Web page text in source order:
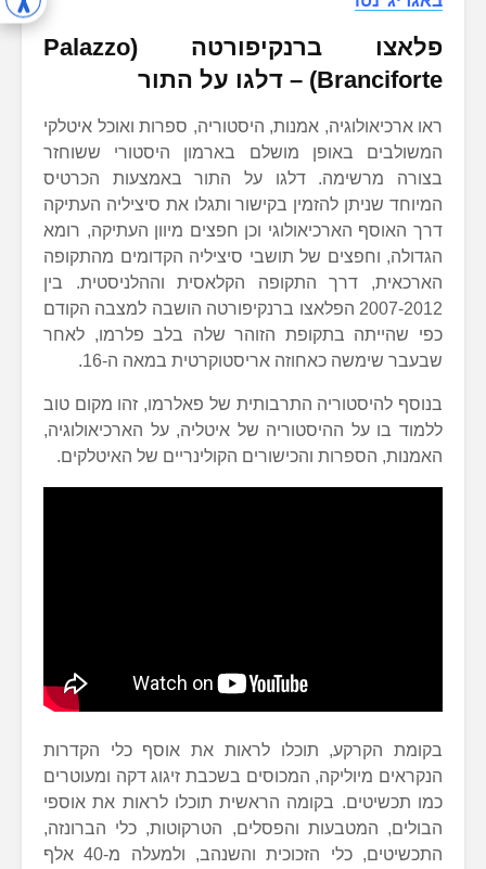
פלאצו ברנקיפורטה (Palazzo
Branciforte) – דלגו על התור
ראו ארכיאולוגיה, אמנות, היסטוריה, ספרות ואוכל איטלקי
המשולבים באופן מושלם בארמון היסטורי ששוחזר
בצורה מרשימה. דלגו על התור באמצעות הכרטיס
המיוחד שניתן להזמין בקישור ותגלו את סיציליה העתיקה
דרך האוסף הארכיאולוגי וכן חפצים מיוון העתיקה, רומא
הגדולה, וחפצים של תושבי סיציליה הקדומים מהתקופה
הארכאית, דרך התקופה הקלאסית וההלניסטית. בין
2007-2012 הפלאצו ברנקיפורטה הושבה למצבה הקודם
כפי שהייתה בתקופת הזוהר שלה בלב פלרמו, לאחר
שבעבר שימשה כאחוזה אריסטוקרטית במאה ה-16.
בנוסף להיסטוריה התרבותית של פאלרמו, זהו מקום טוב
ללמוד בו על ההיסטוריה של איטליה, על הארכיאולוגיה,
האמנות, הספרות והכישורים הקולינריים של האיטלקים.
בקומת הקרקע, תוכלו לראות את אוסף כלי הקדרות
הנקראים מיוליקה, המכוסים בשכבת זיגוג דקה ומעוטרים
כמו תכשיטים. בקומה הראשית תוכלו לראות את אוספי
הבולים, המטבעות והפסלים, הטרקוטות, כלי הברונזה,
התכשיטים, כלי הזכוכית והשנהב, ולמעלה מ-40 אלף